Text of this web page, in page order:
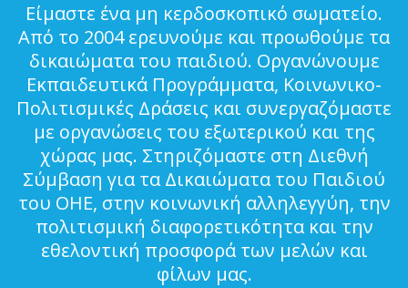
Είμαστε ένα μη κερδοσκοπικό σωματείο.
Από το 2004 ερευνούμε και προωθούμε τα
δικαιώματα του παιδιού. Οργανώνουμε
Εκπαιδευτικά Προγράμματα, Κοινωνικο-
Πολιτισμικές Δράσεις και συνεργαζόμαστε
με οργανώσεις του εξωτερικού και της
χώρας μας. Στηριζόμαστε στη Διεθνή
Σύμβαση για τα Δικαιώματα του Παιδιού
του ΟΗΕ, στην κοινωνική αλληλεγγύη, την
πολιτισμική διαφορετικότητα και την
εθελοντική προσφορά των μελών και
φίλων μας.